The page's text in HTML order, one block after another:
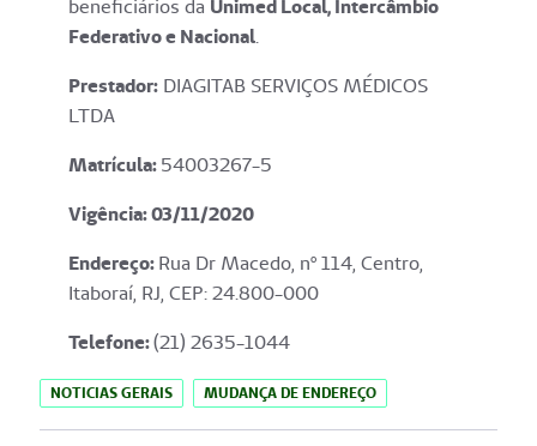
beneficiários da Unimed Local, Intercâmbio
Federativo e Nacional.
Prestador: DIAGITAB SERVIÇOS MÉDICOS
LTDA
Matrícula:54003267-5
Vigência: 03/11/2020
Endereço:Rua Dr Macedo, nº 114, Centro,
Itaboraí, RJ, CEP: 24.800-000
Telefone:(21) 2635-1044
NOTICIAS GERAIS MUDANÇA DE ENDEREÇO